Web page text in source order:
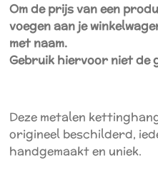
Om de prijs van een
voegen aan je
met naam.
Gebruik hiervoor niet
Deze metalen
origineel beschilderd,
handgemaakt en uniek.